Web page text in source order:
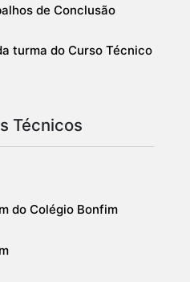
de Conclusão
turma do Curso Técnico
Técnicos
do Colégio Bonfim